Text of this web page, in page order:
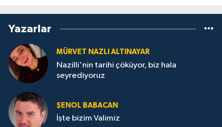
Yazarlar
MÜRVET NAZLI ALTINAYAR
Nazilli'nin tarihi çöküyor, biz hala
seyrediyoruz
ŞENOL BABACAN
İşte bizim Valimiz